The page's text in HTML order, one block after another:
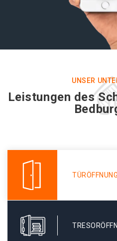
UNSER
Leistungen des